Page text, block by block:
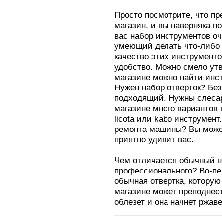
Просто посмотрите, что
магазин, и вы наверняка
вас набор инструментов
умеющий делать что-либо
качество этих
удобство. Можно смело
магазине можно найти
Нужен набор отверток?
подходящий. Нужны
магазине много
licota или kabo
ремонта машины? Вы
приятно удивит вас.
Чем отличается обычный
профессионального? Во-
обычная отвертка,
магазине может
облезет и она начнет